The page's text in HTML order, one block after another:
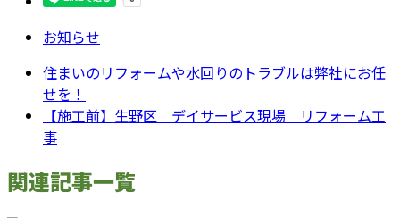
お知らせ
住まいのリフォームや水回りのトラブルは弊社にお任
せを！
【施工前】生野区 デイサービス現場 リフォーム工
事
関連記事一覧